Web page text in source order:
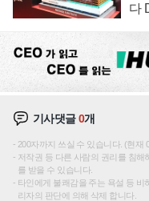
다
기사댓글0개
200자까지 쓰실 수 있습니다. (현재
저작권 등 다른 사람의 권리를 침
를 받을 수 있습니다.
타인에게 불쾌감을 주는 욕설 등
리자의 판단에 의해 삭제 합니다.